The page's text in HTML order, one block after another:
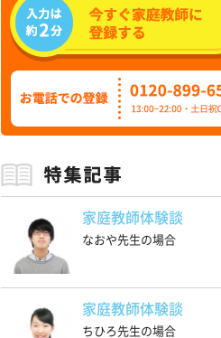
家庭教師体験談
なおや先生の場合
家庭教師体験談
ちひろ先生の場合